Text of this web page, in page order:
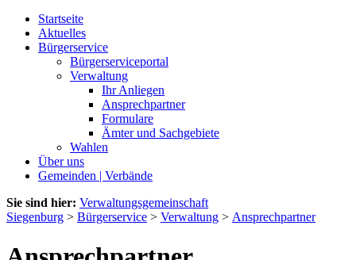
Startseite
Aktuelles
Bürgerservice
Bürgerserviceportal
Verwaltung
Ihr Anliegen
Ansprechpartner
Formulare
Ämter und Sachgebiete
Wahlen
Über uns
Gemeinden | Verbände
Sie sind hier: Verwaltungsgemeinschaft
Siegenburg > Bürgerservice > Verwaltung > Ansprechpartner